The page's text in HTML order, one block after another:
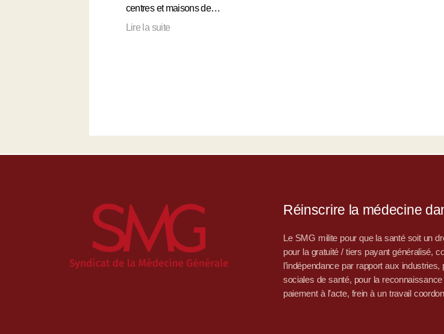
centres et maisons de…
Lire la suite
Réinscrire la médecine
Le SMG milite pour que la santé soit un
pour la gratuité / tiers payant généralisé,
l’indépendance par rapport aux
sociales de santé, pour la
paiement à l’acte, frein à un travail